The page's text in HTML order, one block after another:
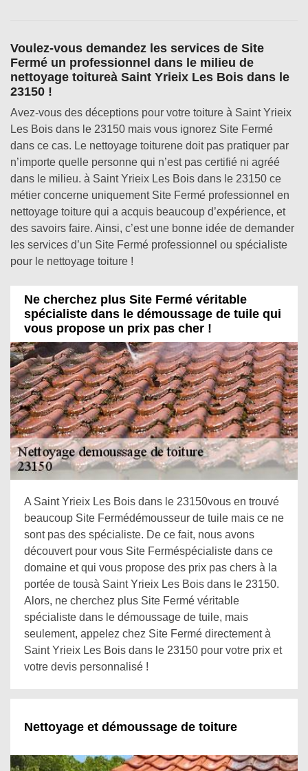
Voulez-vous demandez les services de Site
Fermé un professionnel dans le milieu de
nettoyage toitureà Saint Yrieix Les Bois dans le
23150 !
Avez-vous des déceptions pour votre toiture à Saint Yrieix
Les Bois dans le 23150 mais vous ignorez Site Fermé
dans ce cas. Le nettoyage toiturene doit pas pratiquer par
n’importe quelle personne qui n’est pas certifié ni agréé
dans le milieu. à Saint Yrieix Les Bois dans le 23150 ce
métier concerne uniquement Site Fermé professionnel en
nettoyage toiture qui a acquis beaucoup d’expérience, et
des savoirs faire. Ainsi, c’est une bonne idée de demander
les services d’un Site Fermé professionnel ou spécialiste
pour le nettoyage toiture !
Ne cherchez plus Site Fermé véritable
spécialiste dans le démoussage de tuile qui
vous propose un prix pas cher !
A Saint Yrieix Les Bois dans le 23150vous en trouvé
beaucoup Site Fermédémousseur de tuile mais ce ne
sont pas des spécialiste. De ce fait, nous avons
découvert pour vous Site Ferméspécialiste dans ce
domaine et qui vous propose des prix pas chers à la
portée de tousà Saint Yrieix Les Bois dans le 23150.
Alors, ne cherchez plus Site Fermé véritable
spécialiste dans le démoussage de tuile, mais
seulement, appelez chez Site Fermé directement à
Saint Yrieix Les Bois dans le 23150 pour votre prix et
votre devis personnalisé !
Nettoyage et démoussage de toiture